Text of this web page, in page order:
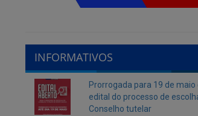
INFORMATIVOS
Conselho tutelar
15 de maio de 2023
Abertas as inscrições para
Conselheiro Tutelar em Santa